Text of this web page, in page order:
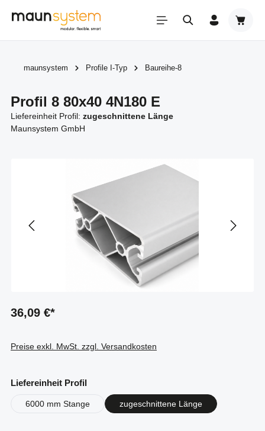
Zum Hauptinhalt springen
maunsystem Profile I-Typ Baureihe-8
Profil 8 80x40 4N180 E
Liefereinheit Profil: zugeschnittene Länge
Maunsystem GmbH
36,09 €*
Preise exkl. MwSt. zzgl. Versandkosten
Liefereinheit Profilauswählen
6000 mm Stange zugeschnittene Länge